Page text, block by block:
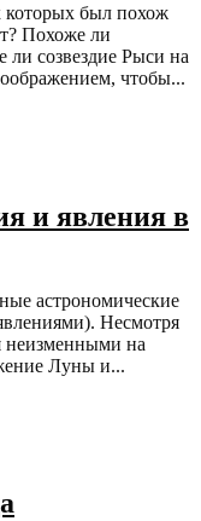
которых был похож
Похоже ли
ли созвездие Рыси на
чтобы...
и явления в
астрономические
Несмотря
неизменными на
Луны и...